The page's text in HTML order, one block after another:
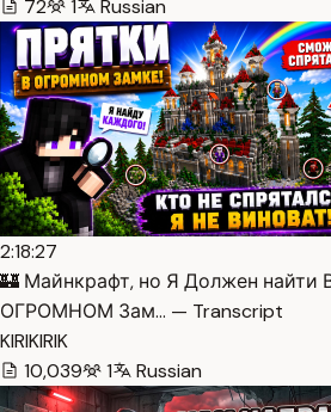
72 1 Russian
2:18:27
🏰 Майнкрафт, но Я Должен найти
ОГРОМНОМ Зам… — Transcript
KIRIKIRIK
10,039
1 Russian